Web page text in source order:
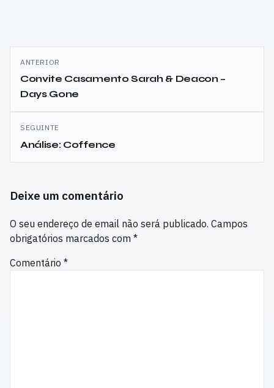
Navegação
de
artigos
ANTERIOR
Convite Casamento Sarah & Deacon –
Days Gone
SEGUINTE
Análise: Coffence
Deixe um comentário
O seu endereço de email não será publicado. Campos
obrigatórios marcados com *
Comentário *